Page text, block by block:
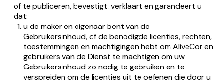
of te publiceren, bevestigt, verklaart en garandeert u
dat:
u de maker en eigenaar bent van de
Gebruikersinhoud, of de benodigde licenties, rechten,
toestemmingen en machtigingen hebt om AliveCor en
gebruikers van de Dienst te machtigen om uw
Gebruikersinhoud zo nodig te gebruiken en te
verspreiden om de licenties uit te oefenen die door u